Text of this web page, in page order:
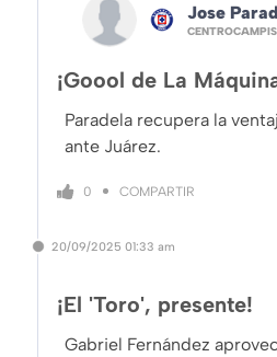
Jose
¡Goool de La
Paradela recupera la
ante Juárez.
0 COMPARTIR
20/09/2025 01:33 am
¡El 'Toro', presente!
Gabriel Fernández